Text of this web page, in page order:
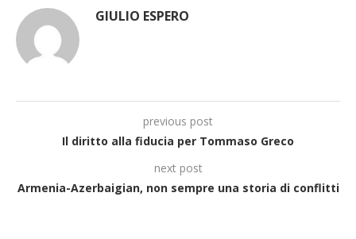
GIULIO ESPERO
previous post
Il diritto alla fiducia per Tommaso Greco
next post
Armenia-Azerbaigian, non sempre una storia di conflitti